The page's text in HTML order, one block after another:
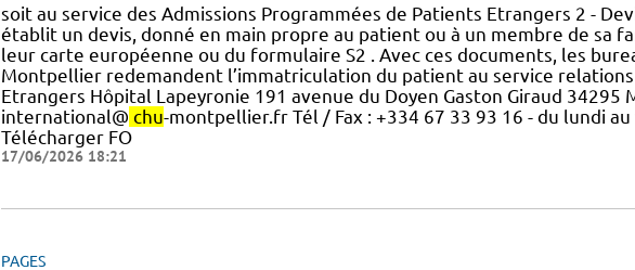
soit au service des Admissions Programmées de Patients Etrangers 2 -
établit un devis, donné en main propre au patient ou à un membre de sa
leur carte européenne ou du formulaire S2 . Avec ces documents, les
Montpellier redemandent l’immatriculation du patient au service
Etrangers Hôpital Lapeyronie 191 avenue du Doyen Gaston Giraud 34295
international@ chu-montpellier.fr Tél / Fax : +334 67 33 93 16 - du lundi
Télécharger FO
17/06/2026 18:21
PAGES